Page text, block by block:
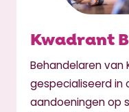
Kwadrant
Behandelaren van
gespecialiseerd in
aandoeningen op